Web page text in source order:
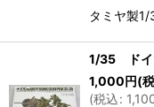
タミヤ製1/
1/35 ドイ
1,000円(
(税込: